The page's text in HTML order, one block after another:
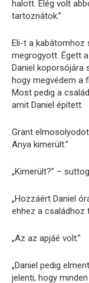
halott. Elég volt
tartoznátok.”
Eli-t a kabátomhoz
megrogyott. Égett
Daniel koporsójára
hogy megvédem a
Most pedig a
amit Daniel épített.
Grant
Anya kimerült.”
„Kimerült?” –
„Hozzáért Daniel
ehhez a családhoz
„Az az apjáé volt.”
„Daniel pedig
jelenti, hogy